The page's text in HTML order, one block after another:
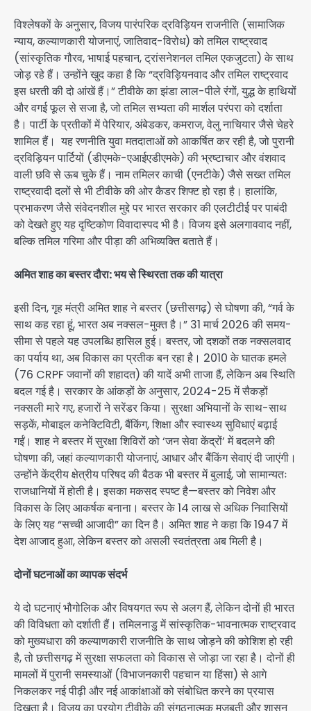
विश्लेषकों के अनुसार, विजय पारंपरिक द्रविड़ियन राजनीति (सामाजिक
न्याय, कल्याणकारी योजनाएं, जातिवाद-विरोध) को तमिल राष्ट्रवाद
(सांस्कृतिक गौरव, भाषाई पहचान, ट्रांसनेशनल तमिल एकजुटता) के साथ
जोड़ रहे हैं। उन्होंने खुद कहा है कि “द्रविड़ियनवाद और तमिल राष्ट्रवाद
इस धरती की दो आंखें हैं।” टीवीके का झंडा लाल-पीले रंगों, युद्ध के हाथियों
और वगई फूल से सजा है, जो तमिल सभ्यता की मार्शल परंपरा को दर्शाता
है। पार्टी के प्रतीकों में पेरियार, अंबेडकर, कमराज, वेलु नाचियार जैसे चेहरे
शामिल हैं। यह रणनीति युवा मतदाताओं को आकर्षित कर रही है, जो पुरानी
द्रविड़ियन पार्टियों (डीएमके-एआईएडीएमके) की भ्रष्टाचार और वंशवाद
वाली छवि से ऊब चुके हैं। नाम तमिलर काची (एनटीके) जैसे सख्त तमिल
राष्ट्रवादी दलों से भी टीवीके की ओर कैडर शिफ्ट हो रहा है। हालांकि,
प्रभाकरण जैसे संवेदनशील मुद्दे पर भारत सरकार की एलटीटीई पर पाबंदी
को देखते हुए यह दृष्टिकोण विवादास्पद भी है। विजय इसे अलगाववाद नहीं,
बल्कि तमिल गरिमा और पीड़ा की अभिव्यक्ति बताते हैं।
अमित शाह का बस्तर दौरा: भय से स्थिरता तक की यात्रा
इसी दिन, गृह मंत्री अमित शाह ने बस्तर (छत्तीसगढ़) से घोषणा की, “गर्व के
साथ कह रहा हूं, भारत अब नक्सल-मुक्त है।” 31 मार्च 2026 की समय-
सीमा से पहले यह उपलब्धि हासिल हुई। बस्तर, जो दशकों तक नक्सलवाद
का पर्याय था, अब विकास का प्रतीक बन रहा है। 2010 के घातक हमले
(76 CRPF जवानों की शहादत) की यादें अभी ताजा हैं, लेकिन अब स्थिति
बदल गई है। सरकार के आंकड़ों के अनुसार, 2024-25 में सैकड़ों
नक्सली मारे गए, हजारों ने सरेंडर किया। सुरक्षा अभियानों के साथ-साथ
सड़कें, मोबाइल कनेक्टिविटी, बैंकिंग, शिक्षा और स्वास्थ्य सुविधाएं बढ़ाई
गईं। शाह ने बस्तर में सुरक्षा शिविरों को ‘जन सेवा केंद्रों’ में बदलने की
घोषणा की, जहां कल्याणकारी योजनाएं, आधार और बैंकिंग सेवाएं दी जाएंगी।
उन्होंने केंद्रीय क्षेत्रीय परिषद की बैठक भी बस्तर में बुलाई, जो सामान्यतः
राजधानियों में होती है। इसका मकसद स्पष्ट है—बस्तर को निवेश और
विकास के लिए आकर्षक बनाना। बस्तर के 14 लाख से अधिक निवासियों
के लिए यह “सच्ची आजादी” का दिन है। अमित शाह ने कहा कि 1947 में
देश आजाद हुआ, लेकिन बस्तर को असली स्वतंत्रता अब मिली है।
दोनों घटनाओं का व्यापक संदर्भ
ये दो घटनाएं भौगोलिक और विषयगत रूप से अलग हैं, लेकिन दोनों ही भारत
की विविधता को दर्शाती हैं। तमिलनाडु में सांस्कृतिक-भावनात्मक राष्ट्रवाद
को मुख्यधारा की कल्याणकारी राजनीति के साथ जोड़ने की कोशिश हो रही
है, तो छत्तीसगढ़ में सुरक्षा सफलता को विकास से जोड़ा जा रहा है। दोनों ही
मामलों में पुरानी समस्याओं (विभाजनकारी पहचान या हिंसा) से आगे
निकलकर नई पीढ़ी और नई आकांक्षाओं को संबोधित करने का प्रयास